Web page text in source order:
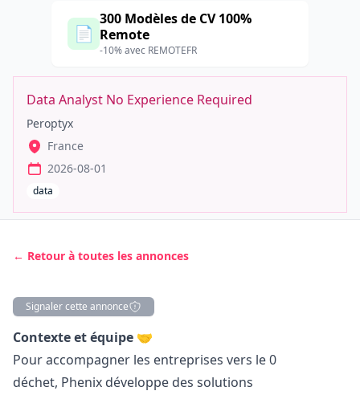
📄
300 Modèles de CV 100%
Remote
-10% avec REMOTEFR
Data Analyst No Experience Required
Peroptyx
France
2026-08-01
data
← Retour à toutes les annonces
Signaler cette annonce
Description
Contexte et équipe 🤝
Pour accompagner les entreprises vers le 0
déchet, Phenix développe des solutions